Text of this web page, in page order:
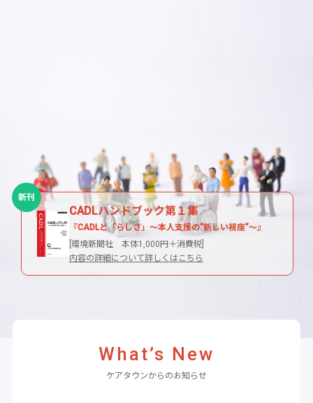
新刊
CADLハンドブック第１集
『CADLと「らしさ」〜本人支援の“新しい視座”〜』
[環境新聞社 本体1,000円＋消費税]
内容の詳細について詳しくはこちら
What’s New
ケアタウンからのお知らせ